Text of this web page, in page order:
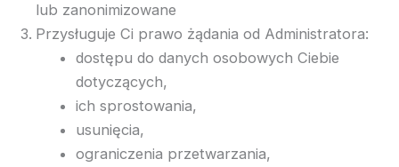
lub zanonimizowane
Przysługuje Ci prawo żądania od Administratora:
dostępu do danych osobowych Ciebie
dotyczących,
ich sprostowania,
usunięcia,
ograniczenia przetwarzania,